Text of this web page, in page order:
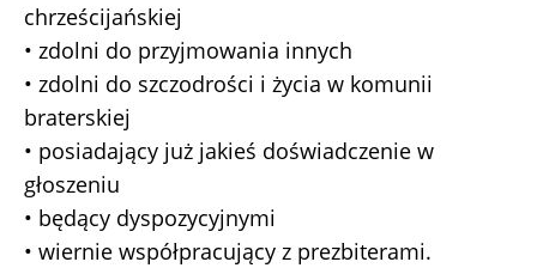
chrześcijańskiej
• zdolni do przyjmowania innych
• zdolni do szczodrości i życia w komunii
braterskiej
• posiadający już jakieś doświadczenie w
głoszeniu
• będący dyspozycyjnymi
• wiernie współpracujący z prezbiterami.